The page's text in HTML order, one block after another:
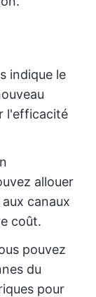
indique le
l'efficacité
allouer
canaux
coût.
pouvez
du
pour